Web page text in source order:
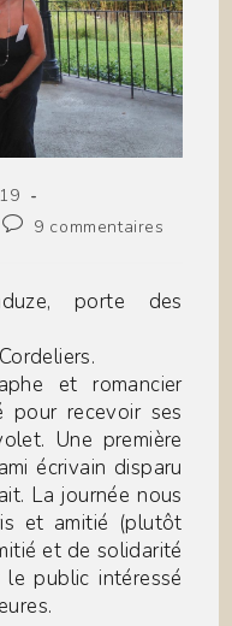
Commentaires
publication :
9 commentaires
porte des
et romancier
pour recevoir ses
Une première
écrivain disparu
La journée nous
et amitié (plutôt
et de solidarité
public intéressé